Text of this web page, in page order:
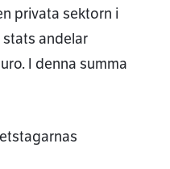
privata sektorn i
andelar
I denna summa